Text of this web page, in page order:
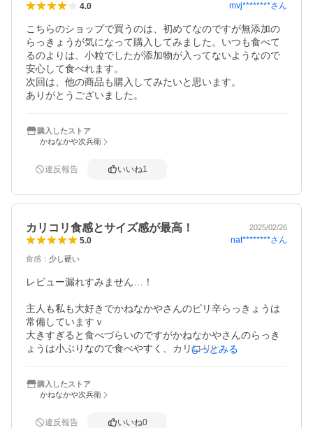
4.0 mvj********さん
こちらのショップで買うのは、初めてなのですが無添加の
らっきょうが気になって購入してみました。いつも食べて
るのよりは、小粒でしたが添加物が入ってないようなので
安心して食べれます。
次回は、他の商品も購入してみたいと思います。
ありがとうございました。
購入したストア
かねなかや次兵衛
違反報告 いいね1
カリコリ食感とサイズ感が最高！ 2025/02/26
5.0 nat********さん
食感 ： 少し硬い
レビュー漏れすみません…！
主人も私も大好きでかねなかやさんのピリ辛らっきょうは
常備していますｖ
大きすぎると食べづらいのですがかねなかやさんのらっき
ょうは小ぶりなので食べやすく、カリコリとした食感が堪
もっとみる
購入したストア
かねなかや次兵衛
違反報告 いいね0